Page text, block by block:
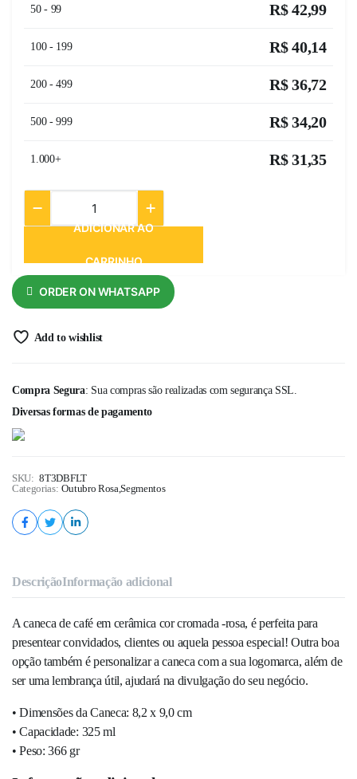
50 - 99 R$42,99
100 - 199 R$40,14
200 - 499 R$36,72
500 - 999 R$34,20
1.000+ R$31,35
ADICIONAR AO
CARRINHO
ORDER ON WHATSAPP
Add to wishlist
Compra Segura: Sua compras são realizadas com segurança SSL.
Diversas formas de pagamento
SKU: 8T3DBFLT
Categorias: Outubro Rosa,Segmentos
DescriçãoInformação adicional
A caneca de café em cerâmica cor cromada -rosa, é perfeita para
presentear convidados, clientes ou aquela pessoa especial! Outra boa
opção também é personalizar a caneca com a sua logomarca, além de
ser uma lembrança útil, ajudará na divulgação do seu negócio.
• Dimensões da Caneca: 8,2 x 9,0 cm
• Capacidade: 325 ml
• Peso: 366 gr